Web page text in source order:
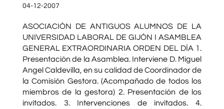
04-12-2007
ASOCIACIÓN DE ANTIGUOS ALUMNOS DE LA
UNIVERSIDAD LABORAL DE GIJÓN I ASAMBLEA
GENERAL EXTRAORDINARIA ORDEN DEL DÍA 1.
Presentación de la Asamblea. Interviene D. Miguel
Angel Caldevilla, en su calidad de Coordinador de
la Comisión Gestora. (Acompañado de todos los
miembros de la gestora) 2. Presentación de los
invitados. 3. Intervenciones de invitados. 4.